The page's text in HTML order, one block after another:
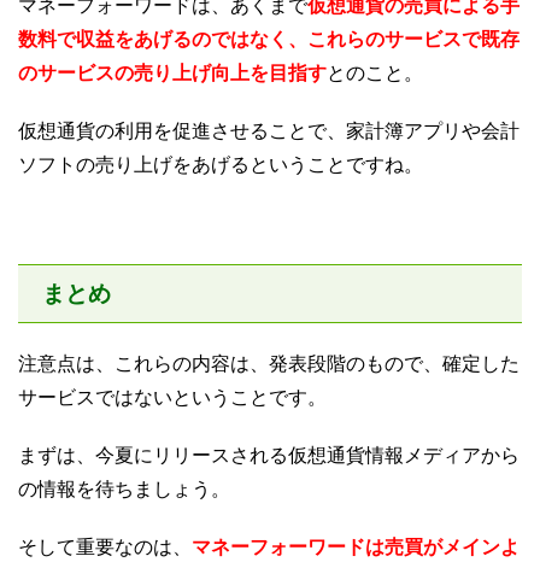
マネーフォーワードは、あくまで仮想通貨の売買による手
数料で収益をあげるのではなく、これらのサービスで既存
のサービスの売り上げ向上を目指すとのこと。
仮想通貨の利用を促進させることで、家計簿アプリや会計
ソフトの売り上げをあげるということですね。
まとめ
注意点は、これらの内容は、発表段階のもので、確定した
サービスではないということです。
まずは、今夏にリリースされる仮想通貨情報メディアから
の情報を待ちましょう。
そして重要なのは、 マネーフォーワードは売買がメインよ